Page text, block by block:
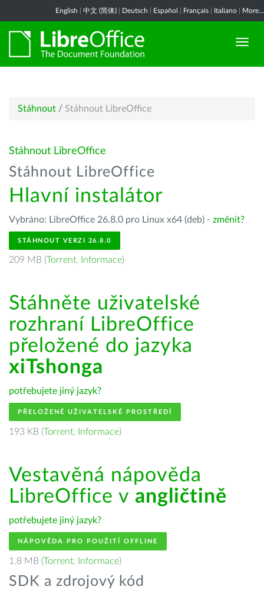
English 中文 (简体) Deutsch Español Français Italiano More...
Stáhnout / Stáhnout LibreOffice
Stáhnout LibreOffice
Stáhnout LibreOffice
Hlavní instalátor
Vybráno: LibreOffice 26.8.0 pro Linux x64 (deb) - změnit?
STÁHNOUT VERZI 26.8.0
209 MB (Torrent, Informace)
Stáhněte uživatelské
rozhraní LibreOffice
přeložené do jazyka
xiTshonga
potřebujete jiný jazyk?
PŘELOŽENÉ UŽIVATELSKÉ PROSTŘEDÍ
193 KB (Torrent, Informace)
Vestavěná nápověda
LibreOffice v angličtině
potřebujete jiný jazyk?
NÁPOVĚDA PRO POUŽITÍ OFFLINE
1.8 MB (Torrent, Informace)
SDK a zdrojový kód